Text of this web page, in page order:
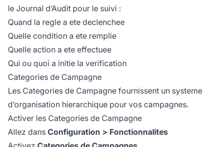
le Journal d’Audit pour le suivi :
Quand la regle a ete declenchee
Quelle condition a ete remplie
Quelle action a ete effectuee
Qui ou quoi a initie la verification
Categories de Campagne
Les Categories de Campagne fournissent un systeme
d’organisation hierarchique pour vos campagnes.
Activer les Categories de Campagne
Allez dans Configuration > Fonctionnalites